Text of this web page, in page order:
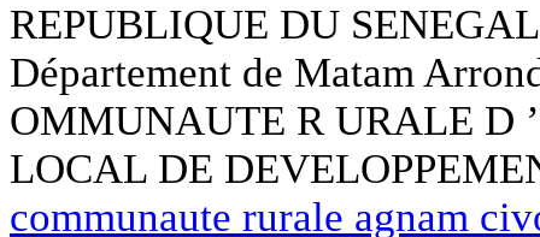
REPUBLIQUE DU
Département de Matam
OMMUNAUTE R URALE D
LOCAL DE
communaute rurale agnam